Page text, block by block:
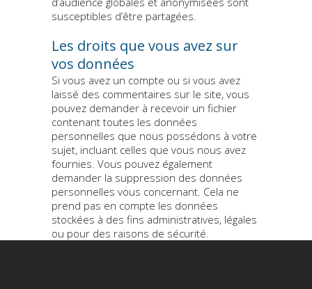
susceptibles d’être partagées.
Les droits que vous avez sur
vos données
Si vous avez un compte ou si vous avez
laissé des commentaires sur le site, vous
pouvez demander à recevoir un fichier
contenant toutes les données
personnelles que nous possédons à votre
sujet, incluant celles que vous nous avez
fournies. Vous pouvez également
demander la suppression des données
personnelles vous concernant. Cela ne
prend pas en compte les données
stockées à des fins administratives, légales
ou pour des raisons de sécurité.